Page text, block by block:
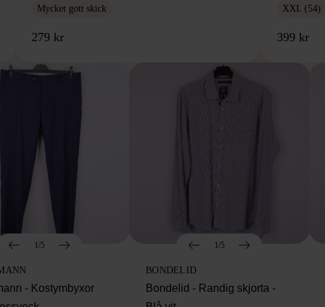
Mycket gott skick
279 kr
XXL (54)
399 kr
1/5
- Kostymbyxor
1/5
BONDELID
Bondelid - Randig skjorta -